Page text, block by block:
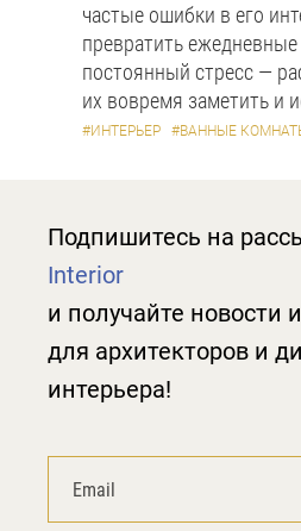
частые ошибки в его
превратить
постоянный стресс —
их вовремя заметить и
#ИНТЕРЬЕР #ВАННЫЕ
Подпишитесь на
Interior
и получайте новости
для архитекторов и
интерьера!